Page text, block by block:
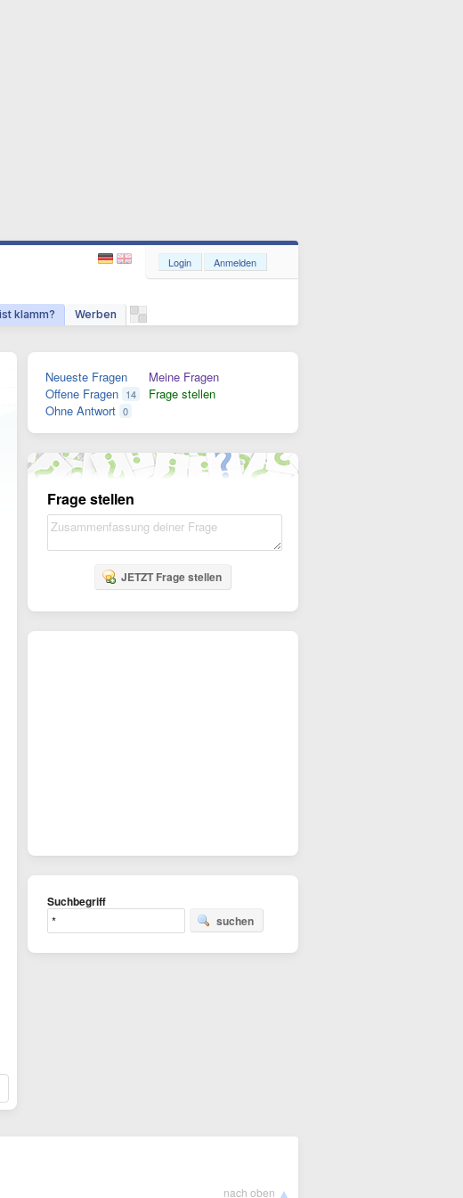
klamm? Werben
Login Anmelden
Neueste Fragen
Offene Fragen 14
Ohne Antwort 0
Meine Fragen
Frage stellen
Frage stellen
JETZT Frage stellen
Suchbegriff
suchen
nach oben ▲